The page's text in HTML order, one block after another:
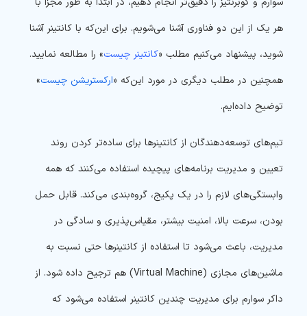
هر یک از این دو فناوری آشنا می‌شویم. برای این‌که با کانتینر آشنا
شوید، پیشنهاد می‌کنیم مطلب «کانتینر چیست» را مطالعه نمایید.
همچنین در مطلب دیگری در مورد این‌که «ارکستریشن چیست»
توضیح داده‌ایم.
تیم‌های توسعه‌دهندگان از کانتینرها برای ساده‌تر کردن روند
تعیین و مدیریت برنامه‌های پیچیده استفاده می‌کنند که همه
وابستگی‌های لازم را در یک پکیج، گروه‌بندی می‌کند. قابل حمل
بودن، سرعت بالا، امنیت بیشتر، مقیاس‌پذیری و سادگی در
مدیریت، باعث می‌شود تا استفاده از کانتینرها حتی نسبت به
ماشین‌های مجازی (Virtual Machine) هم ترجیح داده شود. از
داکر سوارم برای مدیریت چندین کانتینر استفاده می‌‎شود که